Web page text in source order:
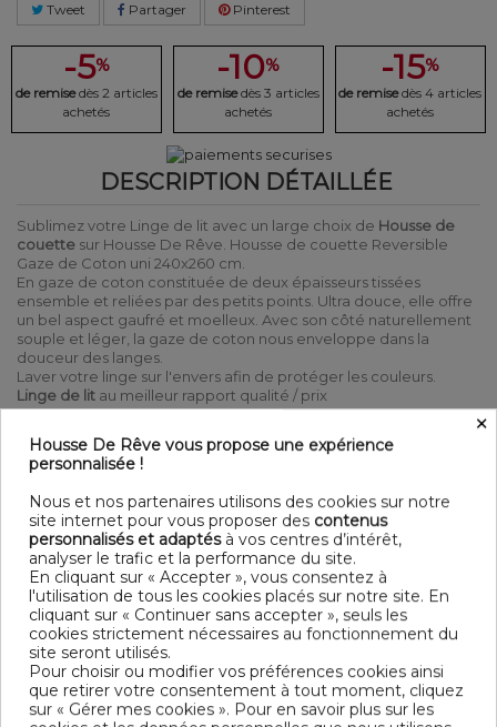
Tweet Partager Pinterest
-5%
de remise dès 2 articles
achetés
-10%
de remise dès 3 articles
achetés
-15%
de remise dès 4 articles
achetés
DESCRIPTION DÉTAILLÉE
Sublimez votre Linge de lit avec un large choix de Housse de
couette sur Housse De Rêve. Housse de couette Reversible
Gaze de Coton uni 240x260 cm.
En gaze de coton constituée de deux épaisseurs tissées
ensemble et reliées par des petits points. Ultra douce, elle offre
un bel aspect gaufré et moelleux. Avec son côté naturellement
souple et léger, la gaze de coton nous enveloppe dans la
douceur des langes.
Laver votre linge sur l'envers afin de protéger les couleurs.
Linge de lit au meilleur rapport qualité / prix
Ouverture à boutonnières + boutons bois Lavable à 40° C
(avec des couleurs similaires) - Essorage doux - Sèche linge
Contenu
1 housse de couette 260x240 cm
DESCRIPTIF TECHNIQUE
Certification
TRAITEMENT DES EAUX USÉES
Longueur 240
×
Housse De Rêve vous propose une expérience
personnalisée !
Nous et nos partenaires utilisons des cookies sur notre
site internet pour vous proposer des contenus
personnalisés et adaptésà vos centres d’intérêt,
analyser le trafic et la performance du site.
En cliquant sur « Accepter », vous consentez à
l'utilisation de tous les cookies placés sur notre site. En
cliquant sur « Continuer sans accepter », seuls les
cookies strictement nécessaires au fonctionnement du
site seront utilisés.
Pour choisir ou modifier vos préférences cookies ainsi
que retirer votre consentement à tout moment, cliquez
sur « Gérer mes cookies ». Pour en savoir plus sur les